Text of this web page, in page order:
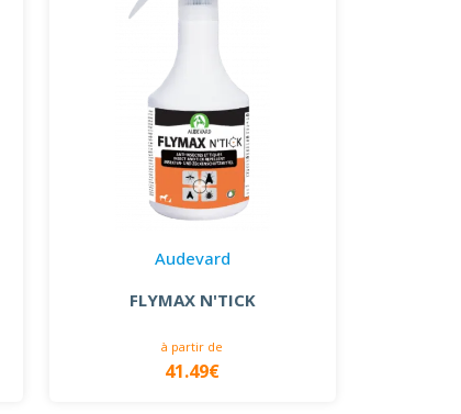
Audevard
FLYMAX N'TICK
à partir de
41.49€